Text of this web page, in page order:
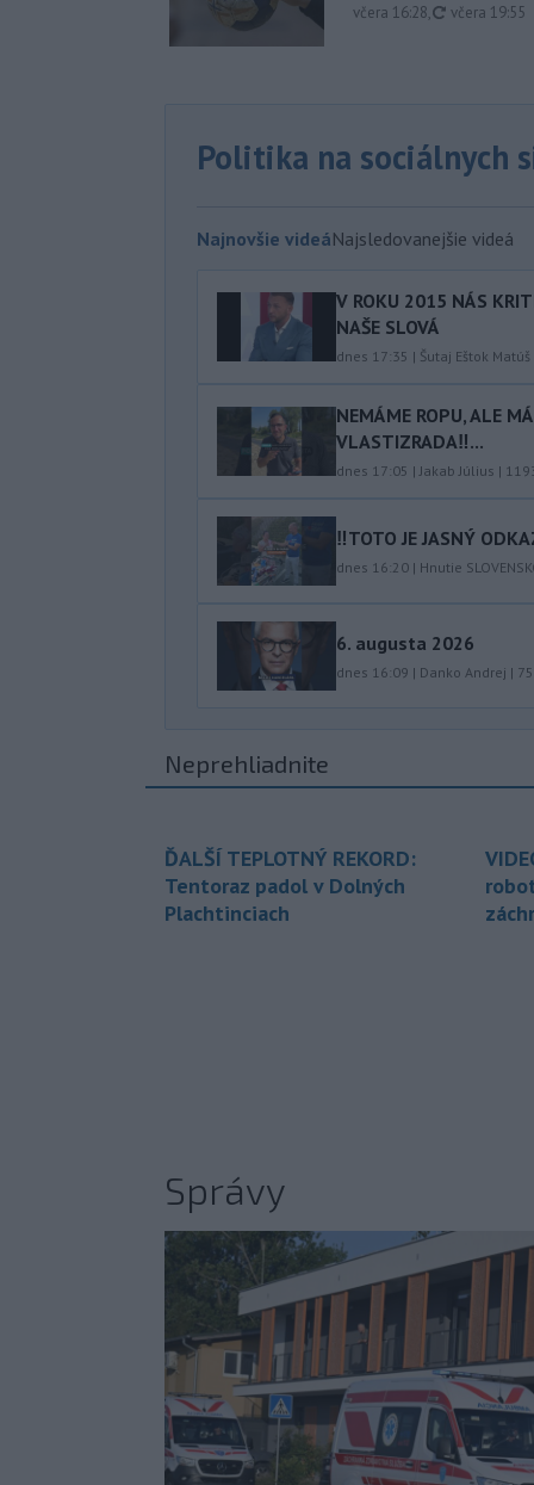
včera 16:28, aktualizované
včera 19:55
Politika na sociálnych
Najnovšie videáNajsledovanejšie videá
V ROKU 2015 NÁS
NAŠE SLOVÁ
dnes 17:35 | Šutaj Eštok Matúš
NEMÁME ROPU, ALE
VLASTIZRADA‼️...
dnes 17:05 |Jakab Július |
‼️TOTO JE JASNÝ
dnes 16:20 | Hnutie
6. augusta 2026
dnes 16:09 | Danko Andrej |
Neprehliadnite
ĎALŠÍ TEPLOTNÝ REKORD:
Tentoraz padol v Dolných
Plachtinciach
Správy